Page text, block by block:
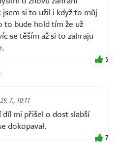
si to užil i když to můj
to bude hold tím že už
se těším až si to zahraju
5
7., 10:11
mi přišel o dost slabší
dokopaval.
7